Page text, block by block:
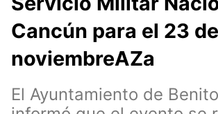
Cancún para el 23 de
noviembreAZa
El Ayuntamiento de